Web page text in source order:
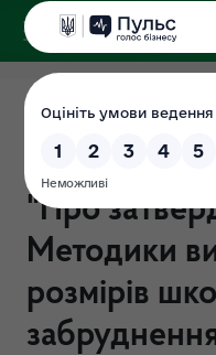
Аналіз
проекту
"Про
Методики
розмірів